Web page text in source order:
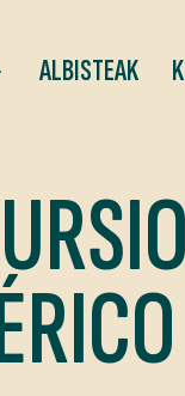
ALBISTEAK